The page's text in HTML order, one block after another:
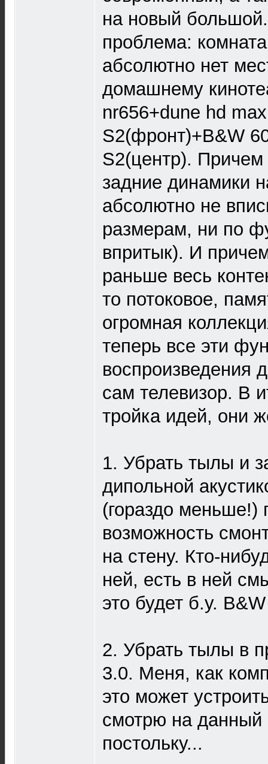
на новый
проблема:
абсолютно нет
домашнему
nr656+dune hd
S2(фронт)+B&W
S2(центр). Причем
задние динамики
абсолютно не
размерам, ни по
впритык). И
раньше весь
то потоковое,
огромная
теперь все эти
воспроизведения
сам телевизор. В
тройка идей, они
1. Убрать тылы и
дипольной
(гораздо меньше!)
возможность
на стену. Кто-
ней, есть в ней
это будет б.у.
2. Убрать тылы в
3.0. Меня, как
это может
смотрю на данный
постольку...